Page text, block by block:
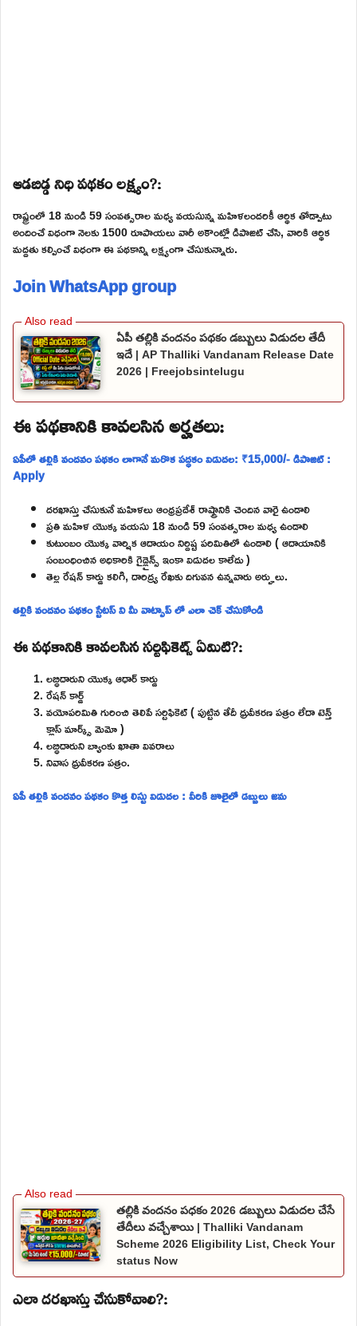
ఆడబిడ్డ నిధి పథకం లక్ష్యం?:
రాష్ట్రంలో 18 నుండి 59 సంవత్సరాల మధ్య వయసున్న మహిళలందరికీ ఆర్థిక తోడ్పాటు
అందించే విధంగా నెలకు 1500 రూపాయలు వారీ అకౌంట్లో డిపాజిట్ చేసి, వారికి ఆర్థిక
మద్దతు కల్పించే విధంగా ఈ పథకాన్ని లక్ష్యంగా చేసుకున్నారు.
Join WhatsApp group
ఏపీ తల్లికి వందనం పథకం డబ్బులు విడుదల తేదీ
ఇదే | AP Thalliki Vandanam Release Date
2026 | Freejobsintelugu
ఈ పథకానికి కావలసిన అర్హతలు:
ఏపీలో తల్లికి వందనం పథకం లాగానే మరొక పద్ధకం విడుదల: ₹15,000/- డిపాజిట్ :
Apply
దరఖాస్తు చేసుకునే మహిళలు ఆంధ్రప్రదేశ్ రాష్ట్రానికి చెందిన వారై ఉండాలి
ప్రతి మహిళ యొక్క వయసు 18 నుండి 59 సంవత్సరాల మధ్య ఉండాలి
కుటుంబం యొక్క వార్షిక ఆదాయం నిర్దిష్ట పరిమితిలో ఉండాలి ( ఆదాయానికి
సంబంధించిన అధికారికి గైడ్లైన్స్ ఇంకా విడుదల కాలేదు )
తెల్ల రేషన్ కార్డు కలిగి, దారిద్ర్య రేఖకు దిగువన ఉన్నవారు అర్హులు.
తల్లికి వందనం పథకం స్టేటస్ ని మీ వాట్సాప్ లో ఎలా చెక్ చేసుకోండి
ఈ పథకానికి కావలసిన సర్టిఫికెట్స్ ఏమిటి?:
లబ్ధిదారుని యొక్క ఆధార్ కార్డు
రేషన్ కార్డ్
వయోపరిమితి గురించి తెలిపే సర్టిఫికెట్ ( పుట్టిన తేదీ ధ్రువీకరణ పత్రం లేదా టెన్త్
క్లాస్ మార్క్స్ మెమో )
లబ్ధిదారుని బ్యాంకు ఖాతా వివరాలు
నివాస ధ్రువీకరణ పత్రం.
ఏపీ తల్లికి వందనం పథకం కొత్త లిస్టు విడుదల : వీరికి జూలైలో డబ్బులు జమ
తల్లికి వందనం పధకం 2026 డబ్బులు విడుదల చేసే
తేదీలు వచ్చేశాయి | Thalliki Vandanam
Scheme 2026 Eligibility List, Check Your
status Now
ఎలా దరఖాస్తు చేసుకోవాలి?: